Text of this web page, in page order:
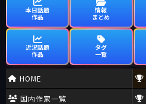
本日話題
作品
情報
まとめ
近況話題
作品
タグ
一覧
HOME
国内作家一覧